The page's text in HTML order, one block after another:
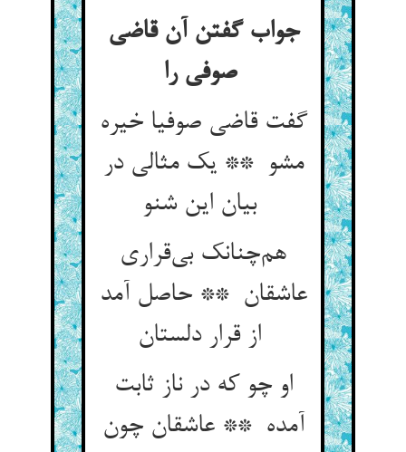
جواب گفتن آن قاضی
صوفی را
گفت قاضی صوفیا خیره
مشو ** یک مثالی در
بیان این شنو
هم‌چنانک بی‌قراری
عاشقان ** حاصل آمد
او چو که در ناز ثابت
آمده ** عاشقان چون